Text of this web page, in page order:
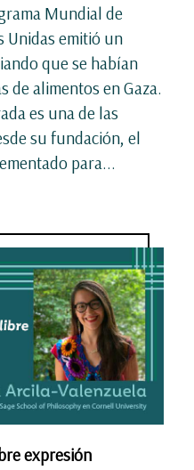
Mundial de
Unidas emitió un
que se habían
de alimentos en Gaza.
es una de las
su fundación, el
para...
expresión